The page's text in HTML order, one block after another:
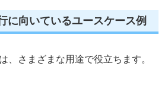
に向いているユースケース例
、さまざまな用途で役立ちます。